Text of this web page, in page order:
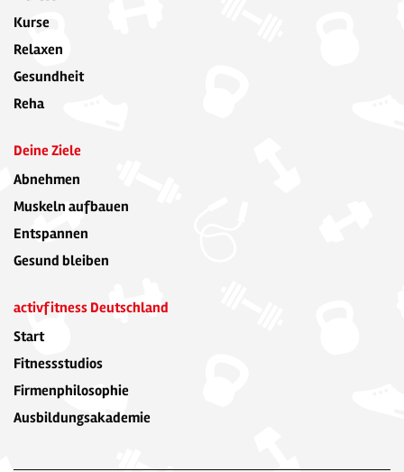
Kurse
Relaxen
Gesundheit
Reha
Deine Ziele
Abnehmen
Muskeln aufbauen
Entspannen
Gesund bleiben
activfitness Deutschland
Start
Fitnessstudios
Firmenphilosophie
Ausbildungsakademie